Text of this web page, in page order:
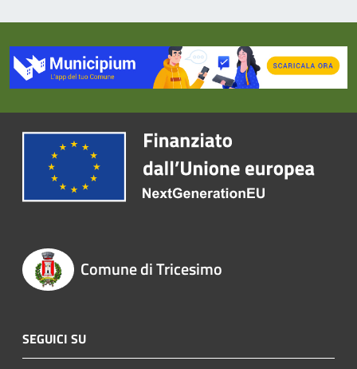
Comune di Tricesimo
SEGUICI SU